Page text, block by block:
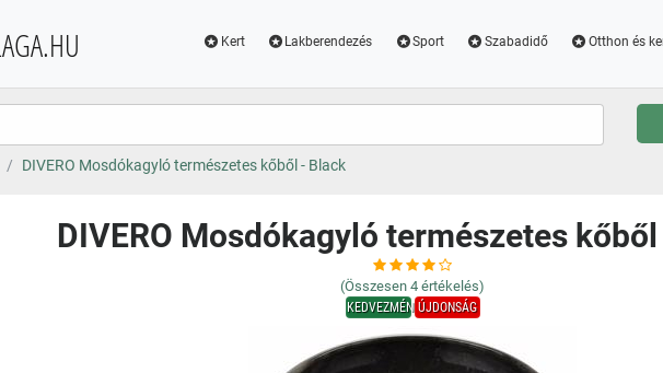
Kert Lakberendezés Sport Szabadidő Otthon és
DIVERO Mosdókagyló természetes kőből - Black
DIVERO Mosdókagyló természetes
(Összesen 4 értékelés)
KEDVEZMÉNYÚJDONSÁG